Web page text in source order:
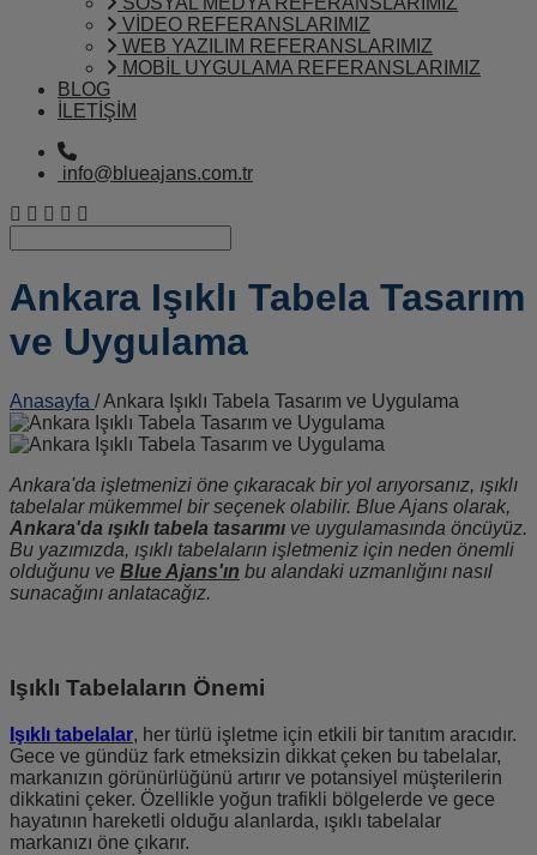
VİDEO REFERANSLARIMIZ
WEB YAZILIM REFERANSLARIMIZ
MOBİL UYGULAMA REFERANSLARIMIZ
BLOG
İLETİŞİM
info@blueajans.com.tr
Ankara Işıklı Tabela Tasarım
ve Uygulama
Anasayfa / Ankara Işıklı Tabela Tasarım ve Uygulama
Ankara'da işletmenizi öne çıkaracak bir yol arıyorsanız, ışıklı
tabelalar mükemmel bir seçenek olabilir. Blue Ajans olarak,
Ankara'da ışıklı tabela tasarımı ve uygulamasında öncüyüz.
Bu yazımızda, ışıklı tabelaların işletmeniz için neden önemli
olduğunu ve Blue Ajans'ın bu alandaki uzmanlığını nasıl
sunacağını anlatacağız.
Işıklı Tabelaların Önemi
Işıklı tabelalar, her türlü işletme için etkili bir tanıtım aracıdır.
Gece ve gündüz fark etmeksizin dikkat çeken bu tabelalar,
markanızın görünürlüğünü artırır ve potansiyel müşterilerin
dikkatini çeker. Özellikle yoğun trafikli bölgelerde ve gece
hayatının hareketli olduğu alanlarda, ışıklı tabelalar
markanızı öne çıkarır.